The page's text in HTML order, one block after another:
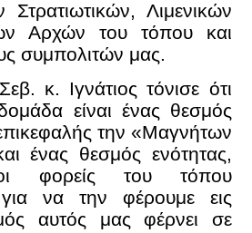
Στρατιωτικών, Λιμενικών
Αρχών του τόπου και
συμπολιτών μας.
κ. Ιγνάτιος τόνισε ότι
είναι ένας θεσμός
την «Μαγνήτων
ένας θεσμός ενότητας,
φορείς του τόπου
να την φέρουμε εις
αυτός μας φέρνει σε